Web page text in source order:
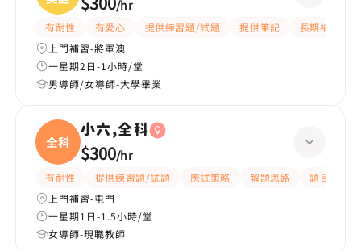
/hr
有耐性 有愛心 提供練習題/試題 提供筆記
長期補習
上門補習-將軍澳
一星期2日-1小時/堂
男導師/女導師-大學畢業
全科
小六,全科
$300/hr
有耐性 提供練習題/試題 應試策略 解題思路
題目講解
上門補習-屯門
一星期1日-1.5小時/堂
女導師-現職教師